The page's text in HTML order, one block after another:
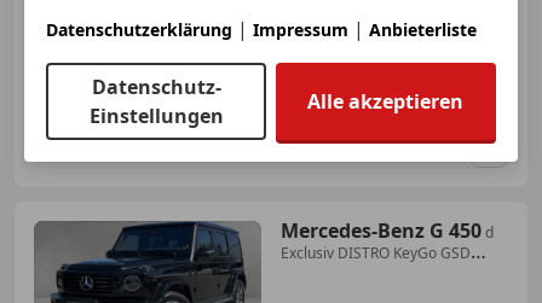
€ 157 453
12/2024 19 170 km Diesel 270 kW (367 PS)
DITRAM AUTOMOCION MERCEDES-BENZ
Mercedes-Benz G 450d
Exclusiv DISTRO KeyGo GSD
Datenschutzerklärung | Impressum | Anbieterliste
Datenschutz-
Einstellungen
Alle akzeptieren